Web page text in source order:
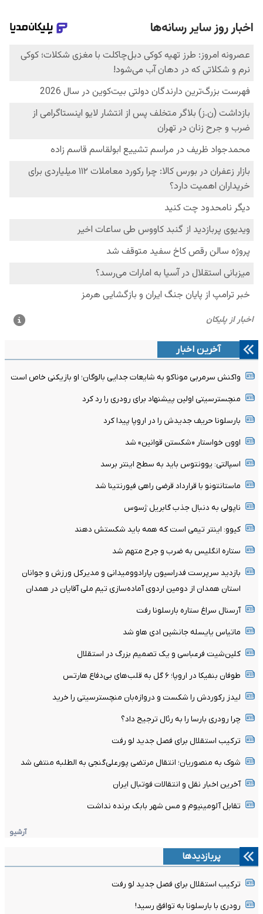
آخرین اخبار
واکنش سرمربی موناکو به شایعات جدایی بالوگان؛ او بازیکنی خاص است
منچسترسیتی اولین پیشنهاد برای رودری را رد کرد
بارسلونا حریف جدیدش را در اروپا پیدا کرد
اوون خواستار «شکستن قوانین» شد
اسپالتی: یوونتوس باید به سطح اینتر برسد
ماستانتونو با قرارداد قرضی راهی فیورنتینا شد
ناپولی به دنبال جذب گابریل ژسوس
کیوو: اینتر تیمی است که همه باید شکستش دهند
ستاره انگلیس به ضرب و جرح متهم شد
بازدید سرپرست فدراسیون پارادوومیدانی و مدیرکل ورزش و جوانان
استان همدان از دومین اردوی آماده‌سازی تیم ملی آقایان در همدان
آرسنال سراغ ستاره بارسلونا رفت
ماتیاس یایسله جانشین ادی هاو شد
کلین‌شیت فرعباسی و یک تصمیم بزرگ در استقلال
طوفان بنفیکا در اروپا؛ ۶ گل به قلب‌های بی‌دفاع هارتس
لیدز رکوردش را شکست و دروازه‌بان منچسترسیتی را خرید
چرا رودری بارسا را به رئال ترجیح داد؟
ترکیب استقلال برای فصل جدید لو رفت
شوک به منصوریان؛ انتقال مرتضی پورعلی‌گنجی به الطلبه منتفی شد
آخرین اخبار نقل و انتقالات فوتبال ایران
تقابل آلومینیوم و مس شهر بابک برنده نداشت
آرشیو
پربازدیدها
ترکیب استقلال برای فصل جدید لو رفت
رودری با بارسلونا به توافق رسید!